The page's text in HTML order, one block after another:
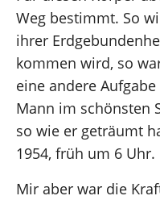
Weg bestimmt. So
ihrer
kommen wird, so
eine andere
Mann im schönsten
so wie er geträumt
1954, früh um 6 Uhr.
Mir aber war die